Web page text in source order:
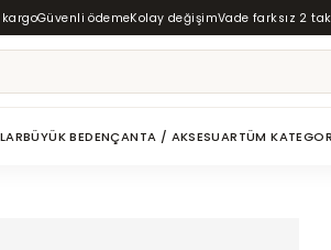
kargoGüvenli ödemeKolay değişimVade farksız 2
BÜYÜK BEDENÇANTA / AKSESUARTÜM